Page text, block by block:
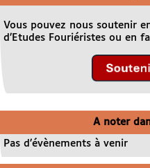
Vous pouvez nous soutenir
d’Etudes Fouriéristes ou en
A noter
Pas d’évènements à venir